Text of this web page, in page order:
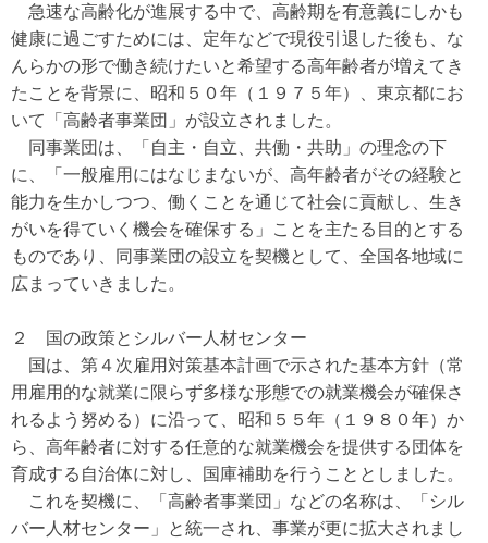
急速な高齢化が進展する中で、高齢期を有意義にしかも
健康に過ごすためには、定年などで現役引退した後も、な
んらかの形で働き続けたいと希望する高年齢者が増えてき
たことを背景に、昭和５０年（１９７５年）、東京都にお
いて「高齢者事業団」が設立されました。
同事業団は、「自主・自立、共働・共助」の理念の下
に、「一般雇用にはなじまないが、高年齢者がその経験と
能力を生かしつつ、働くことを通じて社会に貢献し、生き
がいを得ていく機会を確保する」ことを主たる目的とする
ものであり、同事業団の設立を契機として、全国各地域に
広まっていきました。
２ 国の政策とシルバー人材センター
国は、第４次雇用対策基本計画で示された基本方針（常
用雇用的な就業に限らず多様な形態での就業機会が確保さ
れるよう努める）に沿って、昭和５５年（１９８０年）か
ら、高年齢者に対する任意的な就業機会を提供する団体を
育成する自治体に対し、国庫補助を行うこととしました。
これを契機に、「高齢者事業団」などの名称は、「シル
バー人材センター」と統一され、事業が更に拡大されまし